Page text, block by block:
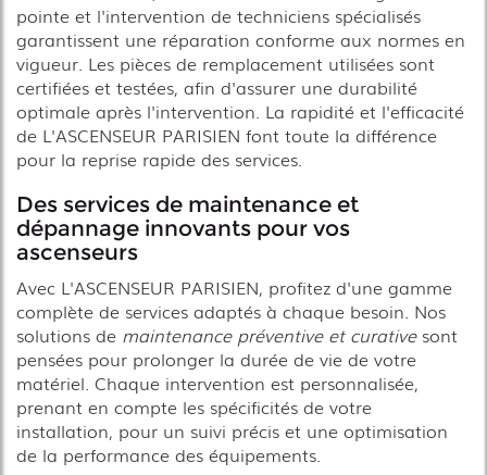
pointe et l'intervention de techniciens spécialisés
garantissent une réparation conforme aux normes en
vigueur. Les pièces de remplacement utilisées sont
certifiées et testées, afin d'assurer une durabilité
optimale après l'intervention. La rapidité et l'efficacité
de L'ASCENSEUR PARISIEN font toute la différence
pour la reprise rapide des services.
Des services de maintenance et
dépannage innovants pour vos
ascenseurs
Avec L'ASCENSEUR PARISIEN, profitez d'une gamme
complète de services adaptés à chaque besoin. Nos
solutions de maintenance préventive et curativesont
pensées pour prolonger la durée de vie de votre
matériel. Chaque intervention est personnalisée,
prenant en compte les spécificités de votre
installation, pour un suivi précis et une optimisation
de la performance des équipements.